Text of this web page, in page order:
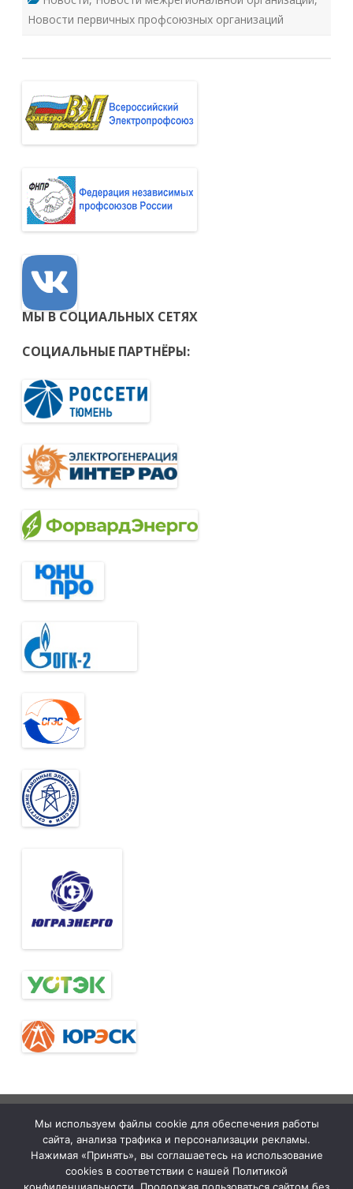
Новости первичных профсоюзных организаций
МЫ В СОЦИАЛЬНЫХ СЕТЯХ
СОЦИАЛЬНЫЕ ПАРТНЁРЫ:
межрегиональная
организация
Общественной
GalussoThemes.com
Работает на
WordPress
Мы используем файлы cookie для обеспечения работы
сайта, анализа трафика и персонализации рекламы.
Нажимая «Принять», вы соглашаетесь на использование
cookies в соответствии с нашей Политикой